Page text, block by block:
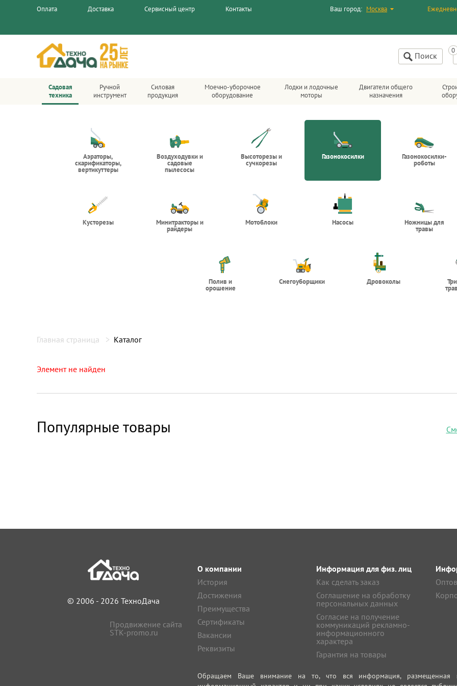
Оплата Доставка Сервисный центр Контакты Ваш город: Москва
Поиск
Садовая
техника
Ручной
инструмент
Силовая
продукция
Моечно-уборочное
оборудование
Лодки и лодочные
моторы
Двигатели общего
назначения
Аэраторы,
скарификаторы,
вертикуттеры
Воздуходувки и
садовые
пылесосы
Высоторезы и
сучкорезы
Газонокосилки Газонокосилки-
роботы
Кусторезы Минитракторы и
райдеры
Мотоблоки Насосы Ножницы для
травы
Полив и
орошение
Снегоуборщики Дровоколы
Главная страница Каталог
Элемент не найден
Популярные товары
© 2006 - 2026 ТехноДача
Продвижение сайта
STK-promo.ru
О компании
История
Достижения
Преимущества
Сертификаты
Вакансии
Реквизиты
Информация для физ. лиц
Как сделать заказ
Соглашение на обработку
персональных данных
Согласие на получение
коммуникаций рекламно-
информационного
характера
Гарантия на товары
Обращаем Ваше внимание на то, что вся информация, размещенная